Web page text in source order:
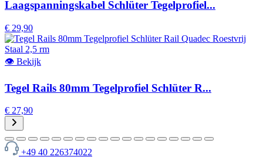
Laagspanningskabel Schlüter Tegelprofiel...
€ 29,90
👁 Bekijk
Tegel Rails 80mm Tegelprofiel Schlüter R...
€ 27,90
+49 40 226374022